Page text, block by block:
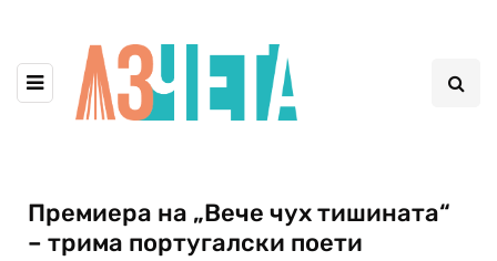
Премиера на „Вече чух тишината“
– трима португалски поети